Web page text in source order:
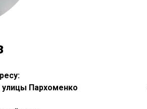
улицы Пархоменко